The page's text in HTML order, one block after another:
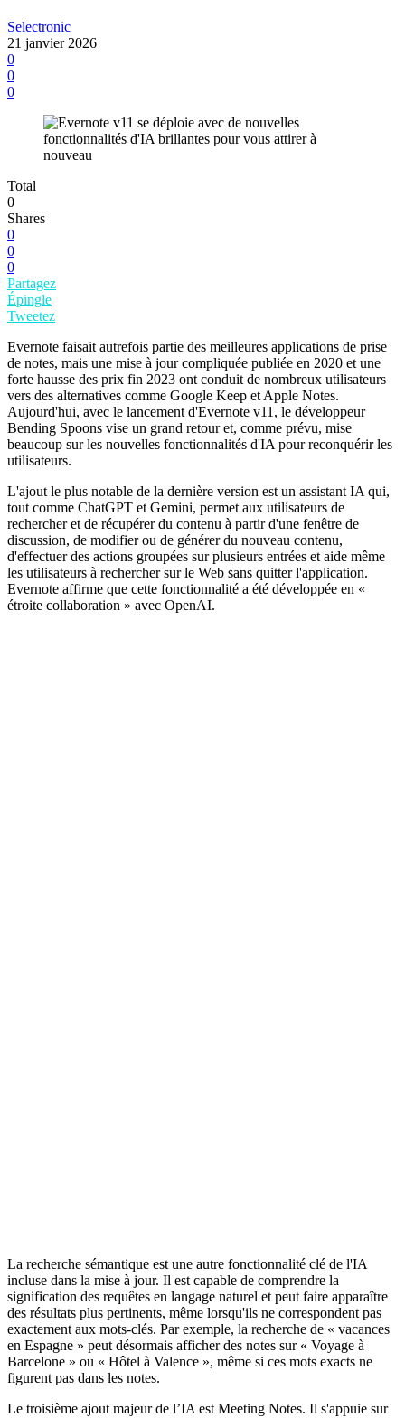
Selectronic
21 janvier 2026
0
0
0
Total
0
Shares
0
0
0
Partagez
Épingle
Tweetez
Evernote faisait autrefois partie des meilleures applications de prise
de notes, mais une mise à jour compliquée publiée en 2020 et une
forte hausse des prix fin 2023 ont conduit de nombreux utilisateurs
vers des alternatives comme Google Keep et Apple Notes.
Aujourd'hui, avec le lancement d'Evernote v11, le développeur
Bending Spoons vise un grand retour et, comme prévu, mise
beaucoup sur les nouvelles fonctionnalités d'IA pour reconquérir les
utilisateurs.
L'ajout le plus notable de la dernière version est un assistant IA qui,
tout comme ChatGPT et Gemini, permet aux utilisateurs de
rechercher et de récupérer du contenu à partir d'une fenêtre de
discussion, de modifier ou de générer du nouveau contenu,
d'effectuer des actions groupées sur plusieurs entrées et aide même
les utilisateurs à rechercher sur le Web sans quitter l'application.
Evernote affirme que cette fonctionnalité a été développée en «
étroite collaboration » avec OpenAI.
La recherche sémantique est une autre fonctionnalité clé de l'IA
incluse dans la mise à jour. Il est capable de comprendre la
signification des requêtes en langage naturel et peut faire apparaître
des résultats plus pertinents, même lorsqu'ils ne correspondent pas
exactement aux mots-clés. Par exemple, la recherche de « vacances
en Espagne » peut désormais afficher des notes sur « Voyage à
Barcelone » ou « Hôtel à Valence », même si ces mots exacts ne
figurent pas dans les notes.
Le troisième ajout majeur de l’IA est Meeting Notes. Il s'appuie sur